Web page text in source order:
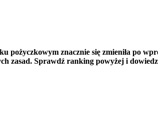
pożyczkowym znacznie się zmieniła po
zasad. Sprawdź ranking powyżej i